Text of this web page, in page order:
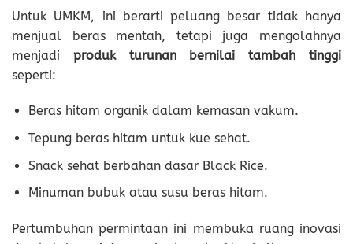
Untuk UMKM, ini berarti peluang besar tidak hanya
menjual beras mentah, tetapi juga mengolahnya
menjadi produk turunan bernilai tambah tinggi
seperti:
Beras hitam organik dalam kemasan vakum.
Tepung beras hitam untuk kue sehat.
Snack sehat berbahan dasar Black Rice.
Minuman bubuk atau susu beras hitam.
Pertumbuhan permintaan ini membuka ruang inovasi